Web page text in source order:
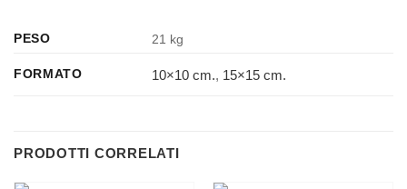
PESO 21 kg
FORMATO 10×10 cm., 15×15 cm.
PRODOTTI CORRELATI